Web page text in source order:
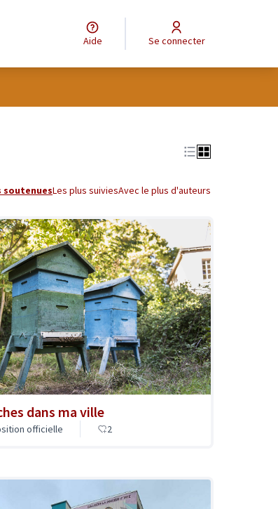
Aide Se connecter
soutenuesLes plus suiviesAvec le plus d'auteurs
dans ma ville
officielle 2